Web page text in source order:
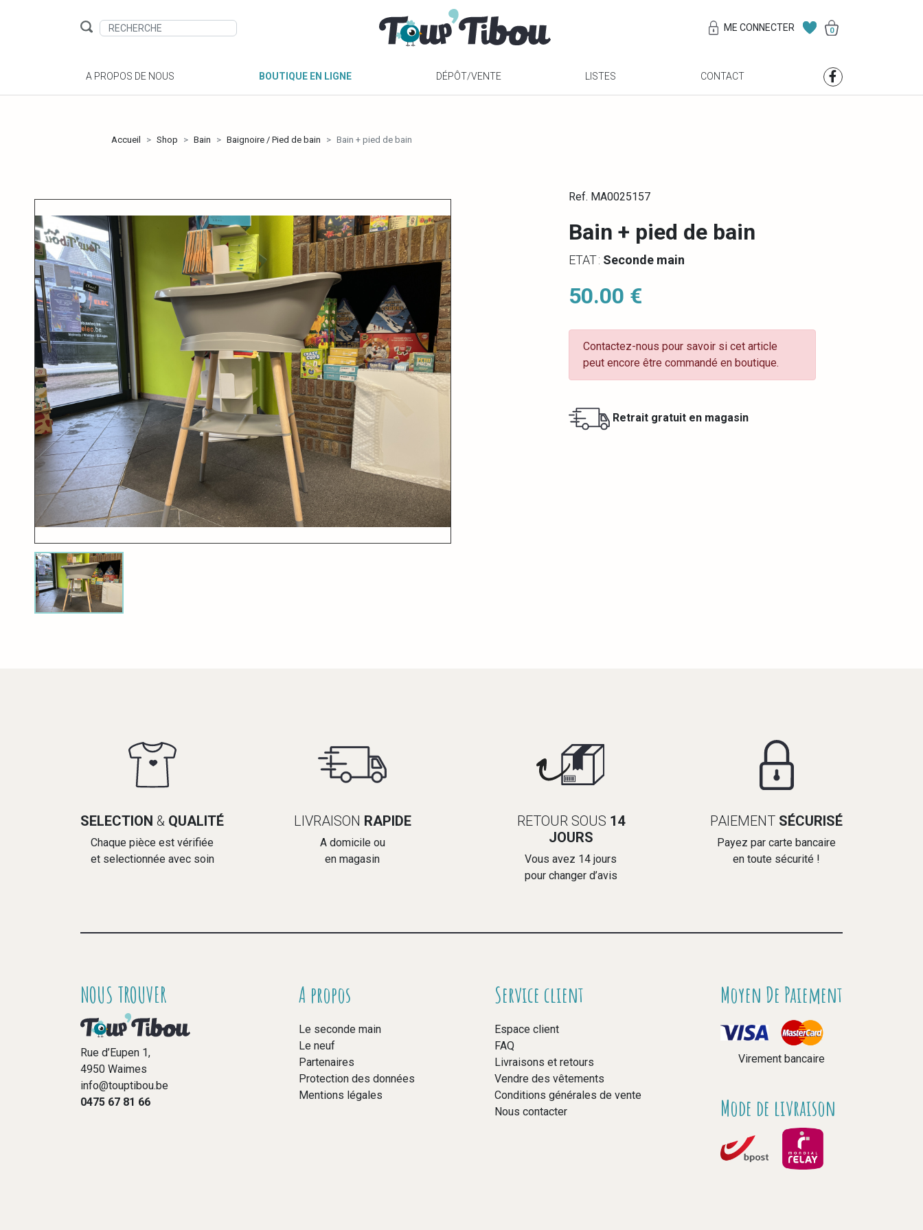
ME CONNECTER 0
A PROPOS DE NOUS BOUTIQUE EN LIGNE DÉPÔT/VENTE LISTES CONTACT
Accueil Shop Bain Baignoire / Pied de bain Bain + pied de bain
Ref. MA0025157
Bain + pied de bain
ETAT : Seconde main
50.00 €
Contactez-nous pour savoir si cet article
peut encore être commandé en boutique.
Retrait gratuit en magasin
SELECTION & QUALITÉ
Chaque pièce est vérifiée
et selectionnée avec soin
LIVRAISON RAPIDE
A domicile ou
en magasin
RETOUR SOUS 14
JOURS
Vous avez 14 jours
pour changer d’avis
PAIEMENT SÉCURISÉ
Payez par carte bancaire
en toute sécurité !
NOUS TROUVER
Rue d’Eupen 1,
4950 Waimes
info@touptibou.be
0475 67 81 66
A propos
Le seconde main
Le neuf
Partenaires
Protection des données
Mentions légales
Service client
Espace client
FAQ
Livraisons et retours
Vendre des vêtements
Conditions générales de vente
Nous contacter
Moyen De Paiement
Virement bancaire
Mode de livraison